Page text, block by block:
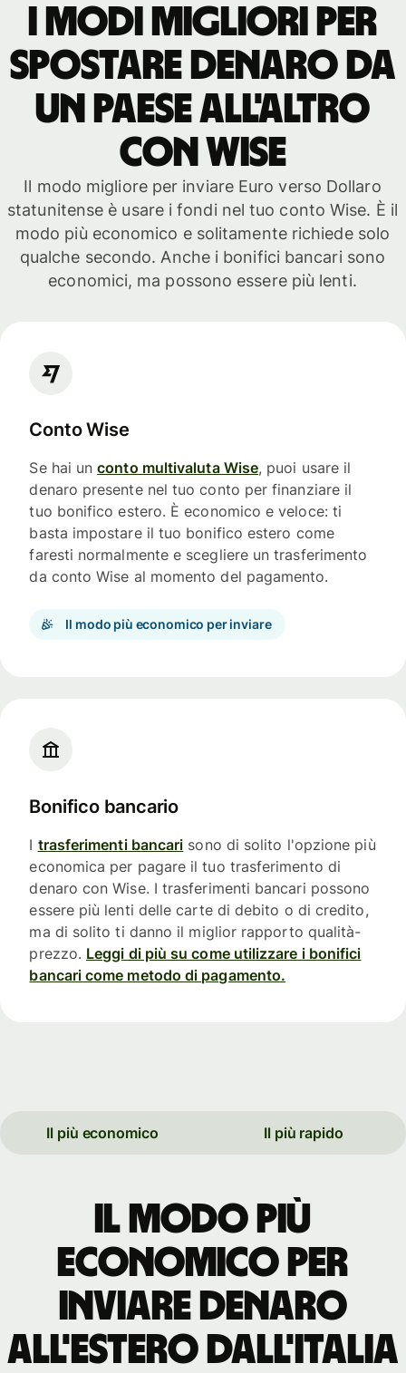
I modi migliori per
spostare denaro da
un paese all'altro
con WISE
Il modo migliore per inviare Euro verso Dollaro
statunitense è usare i fondi nel tuo conto Wise. È il
modo più economico e solitamente richiede solo
qualche secondo. Anche i bonifici bancari sono
economici, ma possono essere più lenti.
Conto Wise
Se hai unconto multivaluta Wise, puoi usare il
denaro presente nel tuo conto per finanziare il
tuo bonifico estero. È economico e veloce: ti
basta impostare il tuo bonifico estero come
faresti normalmente e scegliere un trasferimento
da conto Wise al momento del pagamento.
Il modo più economico per inviare
Bonifico bancario
I trasferimenti bancari sono di solito l'opzione più
economica per pagare il tuo trasferimento di
denaro con Wise. I trasferimenti bancari possono
essere più lenti delle carte di debito o di credito,
ma di solito ti danno il miglior rapporto qualità-
prezzo. Leggi di più su come utilizzare i bonifici
bancari come metodo di pagamento.
Il più economico Il più rapido
Il modo più
economico per
inviare denaro
all'estero dall'Italia